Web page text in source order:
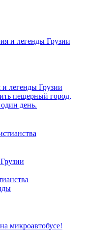
легенды Грузии
пещерный город,
день.